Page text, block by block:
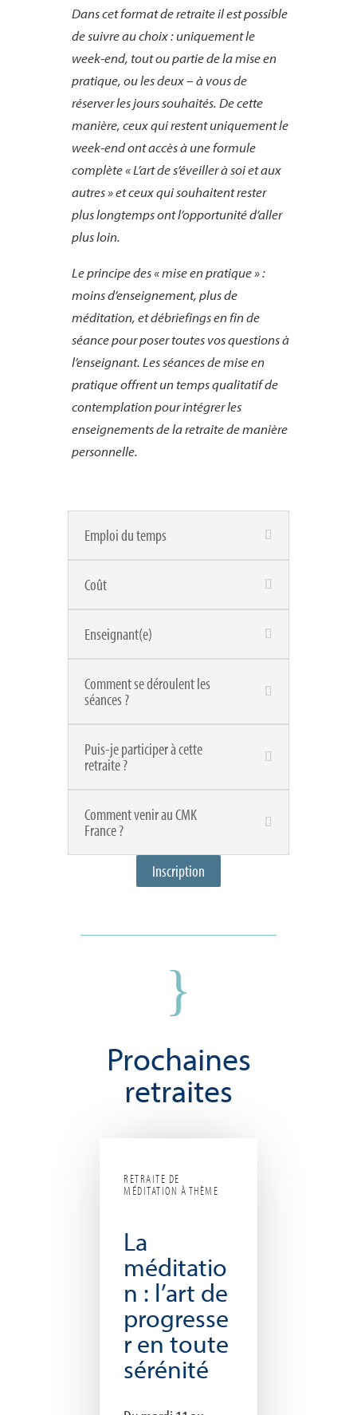
Dans cet format de retraite il est possible
de suivre au choix : uniquement le
week-end, tout ou partie de la mise en
pratique, ou les deux – à vous de
réserver les jours souhaités. De cette
manière, ceux qui restent uniquement le
week-end ont accès à une formule
complète « L’art de s’éveiller à soi et aux
autres » et ceux qui souhaitent rester
plus longtemps ont l’opportunité d’aller
plus loin.
Le principe des « mise en pratique » :
moins d’enseignement, plus de
méditation, et débriefings en fin de
séance pour poser toutes vos questions à
l’enseignant. Les séances de mise en
pratique offrent un temps qualitatif de
contemplation pour intégrer les
enseignements de la retraite de manière
personnelle.
Emploi du temps
Coût
Enseignant(e)
Comment se déroulent les
séances ?
Puis-je participer à cette
retraite ?
Comment venir au CMK
France ?
Inscription
}
Prochaines
retraites
RETRAITE DE
MÉDITATION À THÈME
La
méditatio
n : l’art de
progresse
r en toute
sérénité